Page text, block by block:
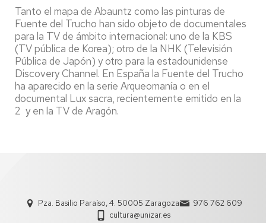
Tanto el mapa de Abauntz como las pinturas de
Fuente del Trucho han sido objeto de documentales
para la TV de ámbito internacional: uno de la KBS
(TV pública de Korea); otro de la NHK (Televisión
Pública de Japón) y otro para la estadounidense
Discovery Channel. En España la Fuente del Trucho
ha aparecido en la serie Arqueomanía o en el
documental Lux sacra, recientemente emitido en la
2 y en la TV de Aragón.
Pza. Basilio Paraíso, 4. 50005 Zaragoza
976 762 609
cultura@unizar.es